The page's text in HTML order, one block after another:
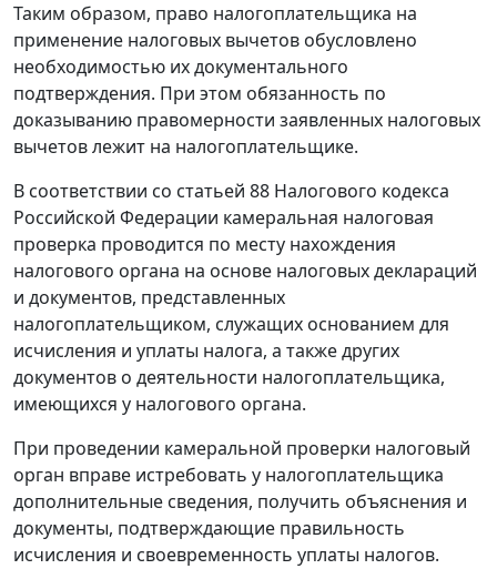
Таким образом, право налогоплательщика на
применение налоговых вычетов обусловлено
необходимостью их документального
подтверждения. При этом обязанность по
доказыванию правомерности заявленных налоговых
вычетов лежит на налогоплательщике.
В соответствии со статьей 88 Налогового кодекса
Российской Федерации камеральная налоговая
проверка проводится по месту нахождения
налогового органа на основе налоговых деклараций
и документов, представленных
налогоплательщиком, служащих основанием для
исчисления и уплаты налога, а также других
документов о деятельности налогоплательщика,
имеющихся у налогового органа.
При проведении камеральной проверки налоговый
орган вправе истребовать у налогоплательщика
дополнительные сведения, получить объяснения и
документы, подтверждающие правильность
исчисления и своевременность уплаты налогов.